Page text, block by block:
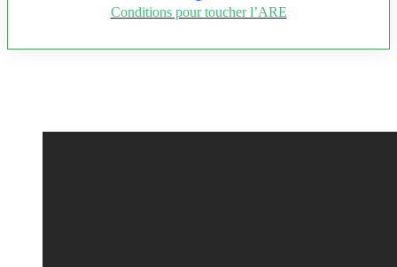
Conditions pour toucher l’ARE